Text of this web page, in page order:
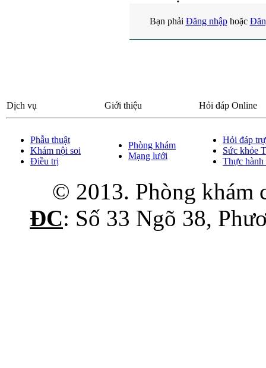
Bạn phải Đăng nhậphoặc
Dịch vụ Giới thiệu Hỏi đáp Online
Phẫu thuật
Khám nội soi
Điều trị
Phòng khám
Mạng lưới
Hỏi đáp
Sức khỏe
Thực hành
© 2013. Phòng khám
ĐC: Số 33 Ngõ 38,